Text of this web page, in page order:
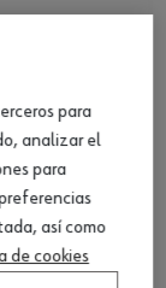
para
analizar el
para
así como
de cookies